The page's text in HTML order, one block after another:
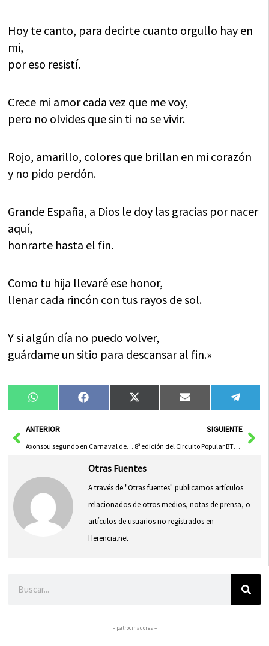
Hoy te canto, para decirte cuanto orgullo hay en
mi,
por eso resistí.
Crece mi amor cada vez que me voy,
pero no olvides que sin ti no se vivir.
Rojo, amarillo, colores que brillan en mi corazón
y no pido perdón.
Grande España, a Dios le doy las gracias por nacer
aquí,
honrarte hasta el fin.
Como tu hija llevaré ese honor,
llenar cada rincón con tus rayos de sol.
Y si algún día no puedo volver,
guárdame un sitio para descansar al fin.»
Compartir
en
WhatsAppCompartir
en
FacebookCompartir
en
X
(Twitter)
Compartir
en
Email
en
AntANTERIOR
Axonsou segundo en Carnaval de Ciudad Real con «El último reino de Zhongguo»
SIGUIENTE
8ª edición del Circuito Popular BTT Diputación en Herencia
Otras Fuentes
A través de "Otras fuentes" publicamos artículos
relacionados de otros medios, notas de prensa, o
artículos de usuarios no registrados en
Herencia.net
– patrocinadores –